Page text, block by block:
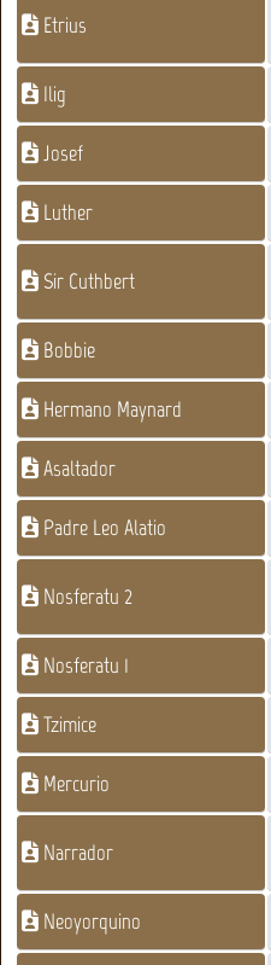
Etrius
Ilig
Josef
Luther
Sir Cuthbert
Bobbie
Hermano Maynard
Asaltador
Padre Leo Alatio
Nosferatu 2
Nosferatu 1
Tzimice
Mercurio
Narrador
Neoyorquino